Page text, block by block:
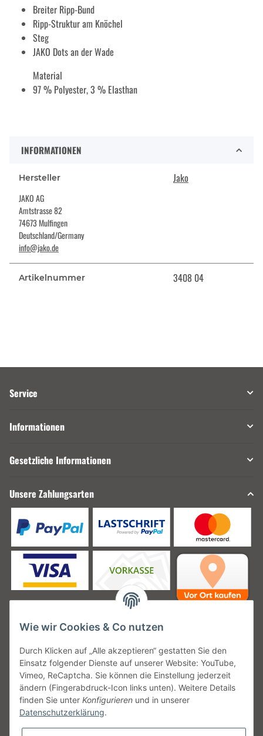
Breiter Ripp-Bund
Ripp-Struktur am Knöchel
Steg
JAKO Dots an der Wade
Material
97 % Polyester, 3 % Elasthan
INFORMATIONEN
Hersteller Jako
JAKO AG
Amtstrasse 82
74673 Mulfingen
Deutschland/Germany
info@jako.de
Artikelnummer 3408 04
Service
Informationen
Gesetzliche Informationen
Unsere Zahlungsarten
Unsere Versanddienstleister
Unsere Communities
Wie wir Cookies & Co nutzen
Durch Klicken auf „Alle akzeptieren“ gestatten Sie den
Einsatz folgender Dienste auf unserer Website: YouTube,
Vimeo, ReCaptcha. Sie können die Einstellung jederzeit
ändern (Fingerabdruck-Icon links unten). Weitere Details
finden Sie unter Konfigurieren und in unserer
Datenschutzerklärung.